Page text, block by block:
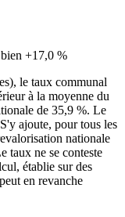
+17,0 %
le taux communal
à la moyenne du
de 35,9 %. Le
ajoute, pour tous les
nationale
taux ne se conteste
établie sur des
en revanche